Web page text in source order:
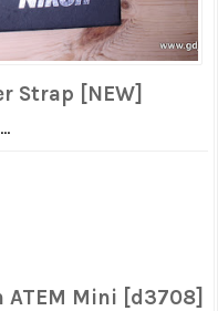
Strap [NEW]
ATEM Mini [d3708]